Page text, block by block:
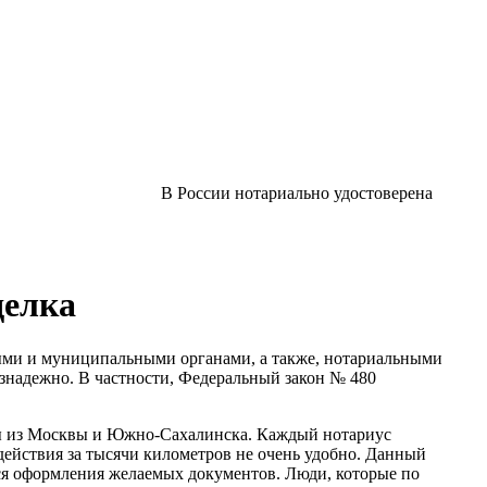
В России нотариально удостоверена
и муниципальными органами, а также, нотариальными
В частности, Федеральный закон № 480
из Москвы и Южно-Сахалинска. Каждый нотариус
за тысячи километров не очень удобно. Данный
оформления желаемых документов. Люди, которые по